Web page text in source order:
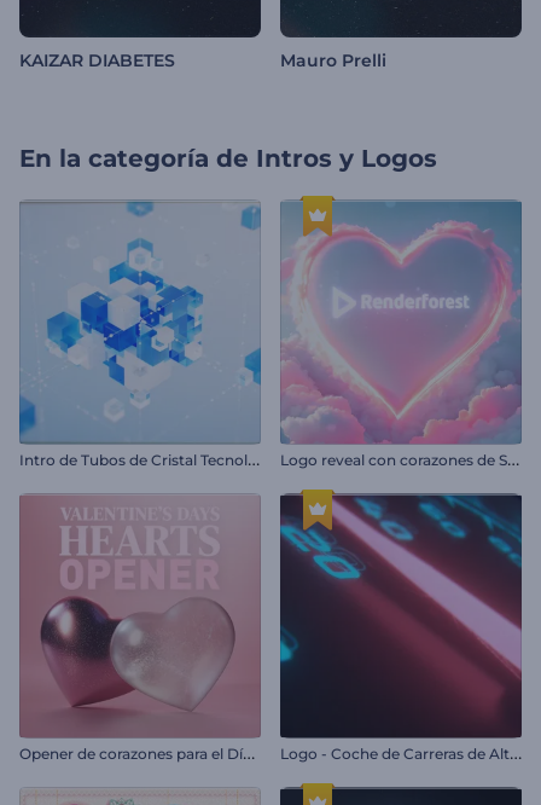
KAIZAR DIABETES Mauro Prelli
En la categoría de Intros y Logos
I
ntro de Tubos de Cristal Tecnológicos L
ogo reveal con corazones de San Valentín
O
pener de corazones para el Día de San Valentín L
ogo - Coche de Carreras de Alta Velocidad